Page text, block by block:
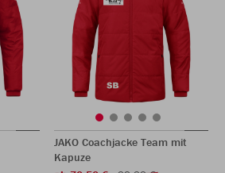
JAKO Coachjacke Team mit
Kapuze